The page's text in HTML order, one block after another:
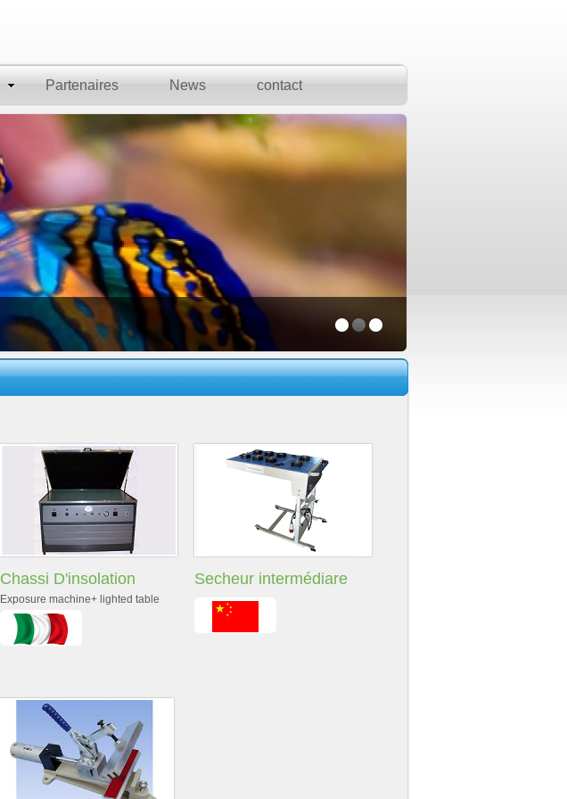
Partenaires News contact
Chassi D'insolation
Exposure machine+ lighted table
Secheur intermédiare